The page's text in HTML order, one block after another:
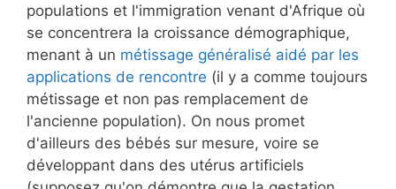
populations et l'immigration venant d'Afrique où
se concentrera la croissance démographique,
menant à un métissage généralisé aidé par les
applications de rencontre (il y a comme toujours
métissage et non pas remplacement de
l'ancienne population). On nous promet
d'ailleurs des bébés sur mesure, voire se
développant dans des utérus artificiels